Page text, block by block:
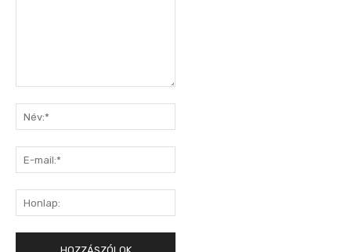
mail:*